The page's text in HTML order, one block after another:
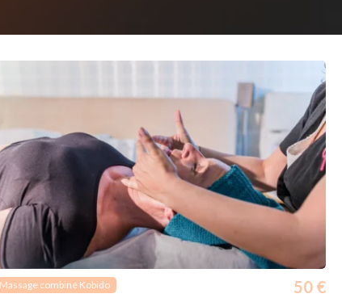
Massage combiné Kobido 50 €